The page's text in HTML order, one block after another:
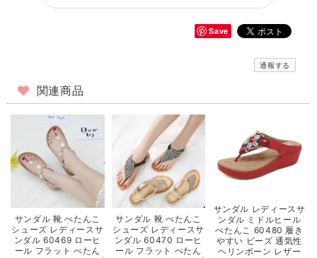
Save
通報する
関連商品
サンダル 靴 ぺたんこ
シューズ レディースサ
ンダル 60469 ローヒ
ール フラット ぺたん
サンダル 靴 ぺたんこ
シューズ レディースサ
ンダル 60470 ローヒ
ール フラット ぺたん
サンダル レディースサ
ンダル ミドルヒール
ぺたんこ 60480 履き
やすい ビーズ 通気性
ヘリンボーン レザー